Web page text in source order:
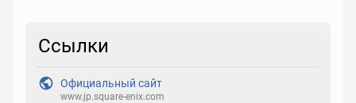
Реакция
Выберите реакцию
Ссылки
Официальный сайт
www.jp.square-enix.com